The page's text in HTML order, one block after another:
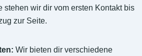
stehen wir dir vom ersten Kontakt bis
zur Seite.
Wir bieten dir verschiedene